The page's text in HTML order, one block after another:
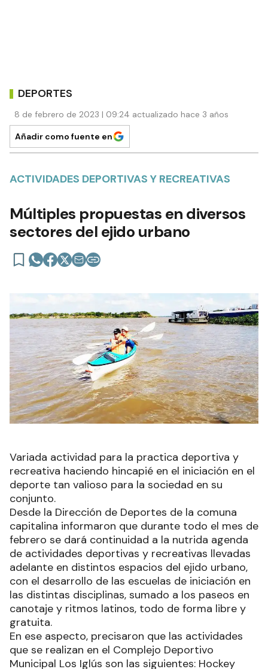
DEPORTES
8 de febrero de 2023 | 09:24 actualizado hace 3 años
Añadir como fuente en
ACTIVIDADES DEPORTIVAS Y RECREATIVAS
Múltiples propuestas en diversos
sectores del ejido urbano
Variada actividad para la practica deportiva y
recreativa haciendo hincapié en el iniciación en el
deporte tan valioso para la sociedad en su
conjunto.
Desde la Dirección de Deportes de la comuna
capitalina informaron que durante todo el mes de
febrero se dará continuidad a la nutrida agenda
de actividades deportivas y recreativas llevadas
adelante en distintos espacios del ejido urbano,
con el desarrollo de las escuelas de iniciación en
las distintas disciplinas, sumado a los paseos en
canotaje y ritmos latinos, todo de forma libre y
gratuita.
En ese aspecto, precisaron que las actividades
que se realizan en el Complejo Deportivo
Municipal Los Iglús son las siguientes: Hockey